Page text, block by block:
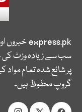
express.pkخبروں
سب سے زیادہ وزٹ
پر شائع شدہ تمام
گروپ محفوظ ہیں۔